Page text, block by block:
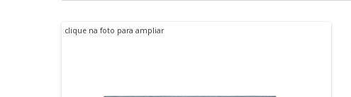
clique na foto para ampliar